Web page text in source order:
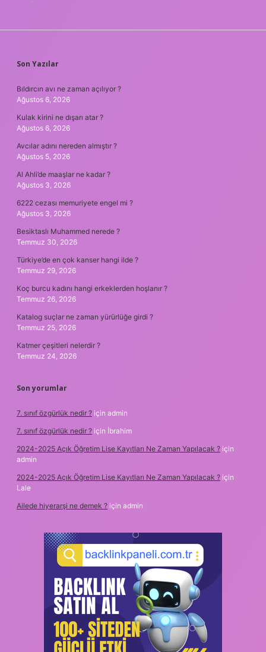
SIDEBAR
Son Yazılar
Bıldırcın avı ne zaman açılıyor ?
Ağustos 6, 2026
Kulak kirini ne dışarı atar ?
Ağustos 6, 2026
Avcılar adını nereden almıştır ?
Ağustos 5, 2026
Al Ahli’de maaşlar ne kadar ?
Ağustos 3, 2026
6222 cezası memuriyete engel mi ?
Ağustos 3, 2026
Besiktaslı Muhammed nerede ?
Temmuz 30, 2026
Türkiye’de en çok kanser hangi ilde ?
Temmuz 29, 2026
Koç burcu kadını hangi erkeklerden hoşlanır ?
Temmuz 26, 2026
Katalog suçlar ne zaman yürürlüğe girdi ?
Temmuz 25, 2026
Katmer çeşitleri nelerdir ?
Temmuz 24, 2026
Son yorumlar
7. sınıf özgürlük nedir ? için admin
7. sınıf özgürlük nedir ? için İbrahim
2024-2025 Açık Öğretim Lise Kayıtları Ne Zaman Yapılacak ? için
admin
2024-2025 Açık Öğretim Lise Kayıtları Ne Zaman Yapılacak ? için
Lale
Ailede hiyerarşi ne demek ? için admin